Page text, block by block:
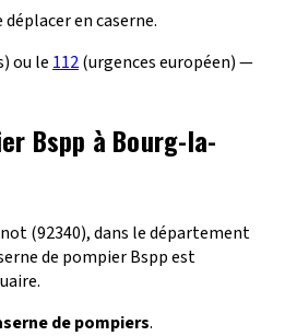
déplacer en caserne.
ou le 112(urgences européen) —
Bspp à Bourg-la-
(92340), dans le département
de pompier Bspp est
de pompiers.